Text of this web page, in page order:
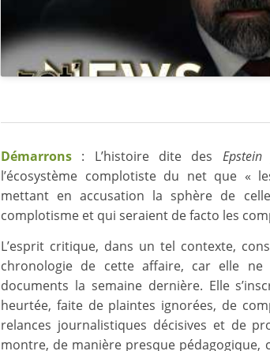
Démarrons : L’histoire dite des Epstein
l’écosystème complotiste du net que «
mettant en accusation la sphère de
complotisme et qui seraient de facto les
L’esprit critique, dans un tel contexte,
chronologie de cette affaire, car elle
documents la semaine dernière. Elle
heurtée, faite de plaintes ignorées, de
relances journalistiques décisives et de
montre, de manière presque pédagogique,